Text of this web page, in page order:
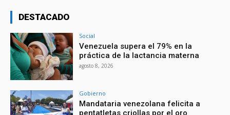
DESTACADO
Social
Venezuela supera el 79% en la
práctica de la lactancia materna
agosto 8, 2026
Gobierno
Mandataria venezolana felicita a
pentatletas criollas por el oro